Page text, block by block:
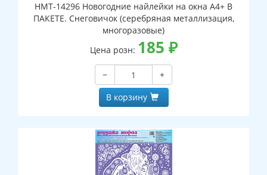
НМТ-14296 Новогодние найлейки на окна А4+ В
ПАКЕТЕ. Снеговичок (серебряная металлизация,
многоразовые)
Цена розн: 185 ₽
−
+
В корзину